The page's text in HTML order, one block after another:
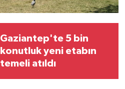
Gaziantep'te 5 bin
konutluk yeni etabın
temeli atıldı